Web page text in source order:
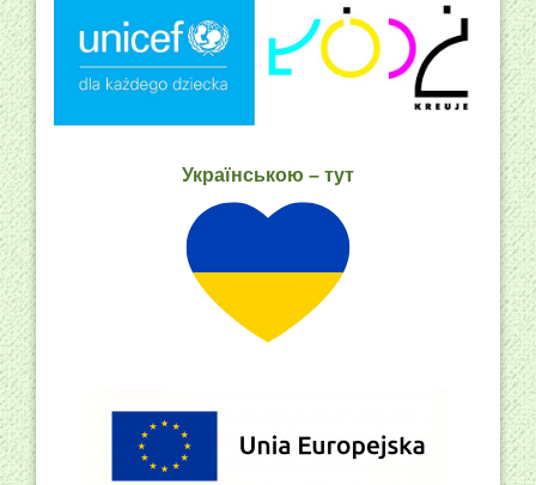
Українською – тут